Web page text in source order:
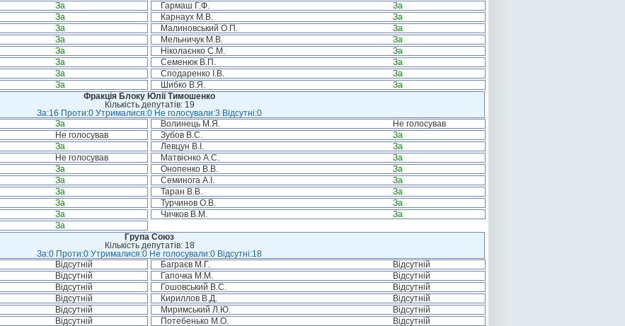
За Гармаш Г.Ф.
За
За Карнаух М.В.
За
За Малиновський О.П.
За
За Мельничук М.В.
За
За Ніколаєнко С.М.
За
За Семенюк В.П.
За
За Сподаренко І.В.
За
За Шибко В.Я.
За
Фракція Блоку Юлії Тимошенко
Кількість депутатів: 19
За:16 Проти:0 Утрималися:0 Не голосували:3 Відсутні:0
За Волинець М.Я.
Не голосував
Не голосував Зубов В.С.
За
За Левцун В.І.
За
Не голосував Матвієнко А.С.
За
За Онопенко В.В.
За
За Семинога А.І.
За
За Таран В.В.
За
За Турчинов О.В.
За
За Чичков В.М.
За
За
Група Союз
Кількість депутатів: 18
За:0 Проти:0 Утрималися:0 Не голосували:0 Відсутні:18
Відсутній Баграєв М.Г.
Відсутній
Відсутній Гапочка М.М.
Відсутній
Відсутній Гошовський В.С.
Відсутній
Відсутній Кириллов В.Д.
Відсутній
Відсутній Миримський Л.Ю.
Відсутній
Відсутній Потебенько М.О. Відсутній